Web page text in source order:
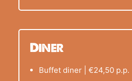
Diner
Buffet diner | €24,50 p.p.